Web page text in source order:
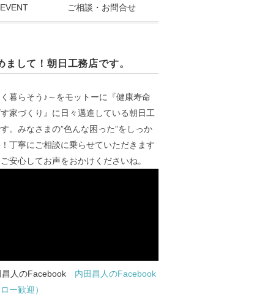
ご相談・お問合せ
まして！朝日工務店です。
く暮らそう♪～をモットーに『健康寿命
家づくり』に日々邁進している朝日工
。みなさまの”色んな困った”をしっか
！丁寧にご相談に乗らせていただきます
安心してお声をおかけくださいね。
内田昌人のFacebook
ロー歓迎）